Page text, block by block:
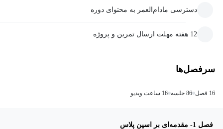
دسترسی مادام‌العمر به محتوای دوره
12 هفته مهلت ارسال تمرین و پروژه
سرفصل‌ها
16 فصل 86 جلسه 16 ساعت ویدیو
فصل 1- مقدمه‌ای بر اسپن پلاس